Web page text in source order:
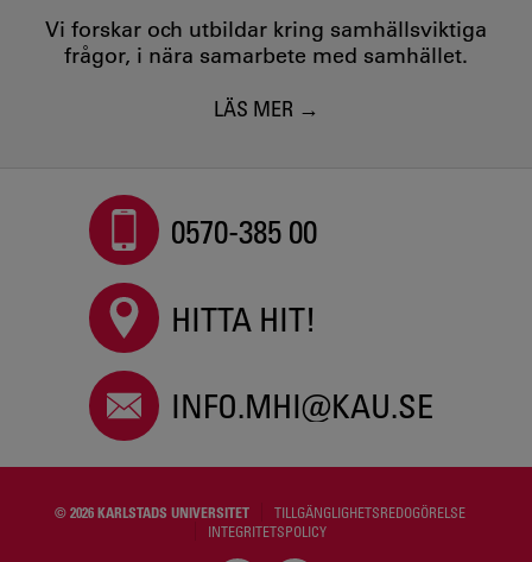
Vi forskar och utbildar kring samhällsviktiga
frågor, i nära samarbete med samhället.
LÄS MER
0570-385 00
HITTA HIT!
INFO.MHI@KAU.SE
© 2026 KARLSTADS UNIVERSITET
TILLGÄNGLIGHETSREDOGÖRELSE
INTEGRITETSPOLICY